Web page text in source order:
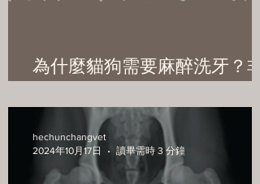
為什麼貓狗需要麻醉洗牙？非
醉洗牙的重要性
hechunchangvet
2024年10月17日
讀畢需時 3 分鐘